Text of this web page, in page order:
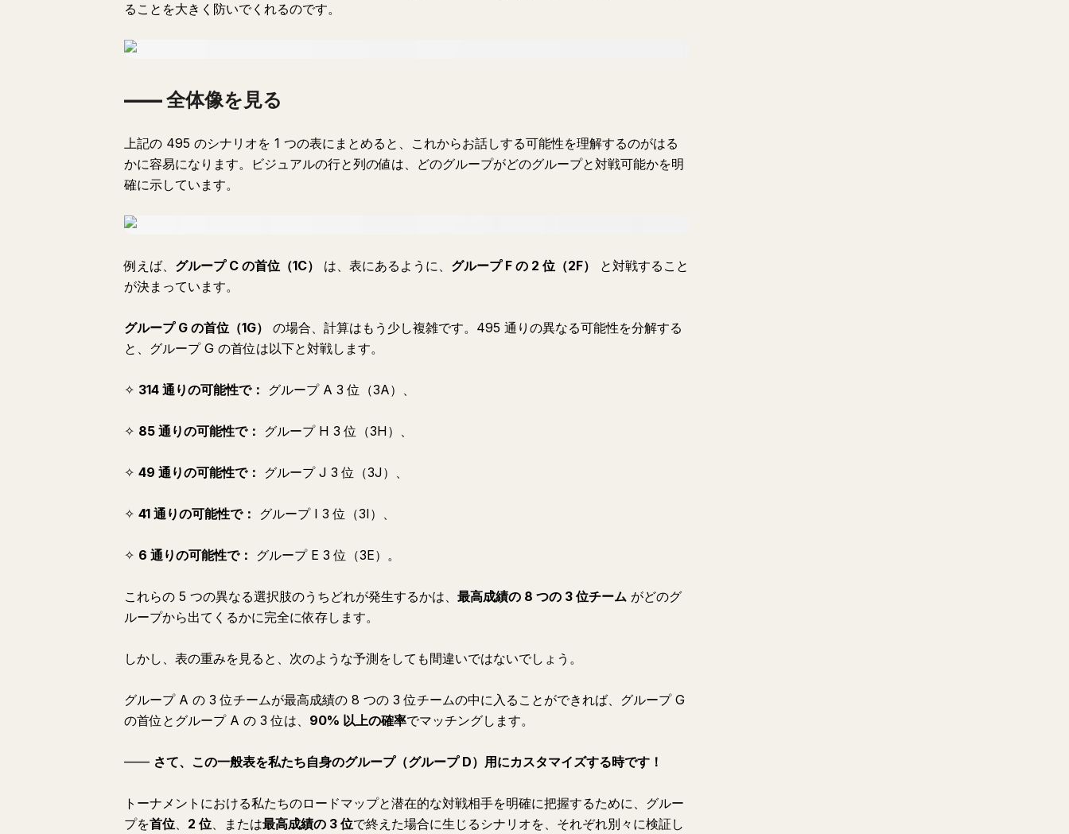
ることを大きく防いでくれるのです。
—— 全体像を見る
上記の 495 のシナリオを 1 つの表にまとめると、これからお話しする可能性を理解するのがはる
かに容易になります。ビジュアルの行と列の値は、どのグループがどのグループと対戦可能かを明
確に示しています。
例えば、 グループ C の首位（1C） は、表にあるように、 グループ F の 2 位（2F）
と対戦すること
が決まっています。
グループ G の首位（1G）
の場合、計算はもう少し複雑です。495 通りの異なる可能性を分解する
と、グループ G の首位は以下と対戦します。
✧ 314 通りの可能性で： グループ A 3 位（3A）、
✧ 85 通りの可能性で： グループ H 3 位（3H）、
✧ 49 通りの可能性で： グループ J 3 位（3J）、
✧ 41 通りの可能性で： グループ I 3 位（3I）、
✧ 6 通りの可能性で： グループ E 3 位（3E）。
これらの 5 つの異なる選択肢のうちどれが発生するかは、 最高成績の 8 つの 3 位チーム がどのグ
ループから出てくるかに完全に依存します。
しかし、表の重みを見ると、次のような予測をしても間違いではないでしょう。
グループ A の 3 位チームが最高成績の 8 つの 3 位チームの中に入ることができれば、グループ G
の首位とグループ A の 3 位は、 90% 以上の確率でマッチングします。
—— さて、この一般表を私たち自身のグループ（グループ D）用にカスタマイズする時です！
トーナメントにおける私たちのロードマップと潜在的な対戦相手を明確に把握するために、グルー
プを首位、 2 位、または最高成績の 3 位で終えた場合に生じるシナリオを、それぞれ別々に検証し